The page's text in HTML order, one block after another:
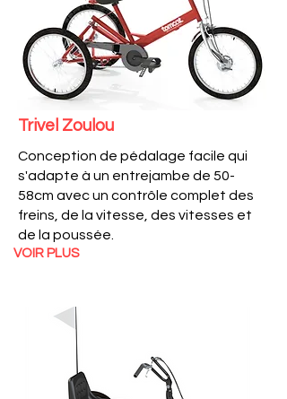
Trivel Zoulou
Conception de pédalage facile qui
s'adapte à un entrejambe de 50-
58cm avec un contrôle complet des
freins, de la vitesse, des vitesses et
de la poussée.
VOIR PLUS